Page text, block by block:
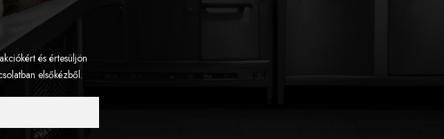
és értesüljön
elsőkézből.